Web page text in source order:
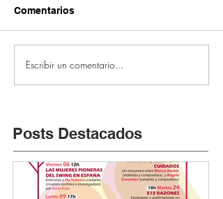
Comentarios
Escribir un comentario...
Posts Destacados